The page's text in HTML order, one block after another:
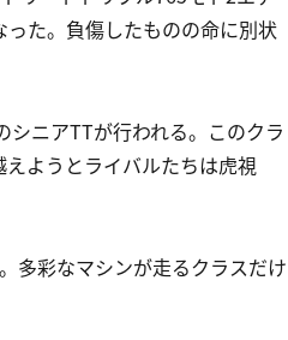
た。負傷したものの命に別状
ニアTTが行われる。このクラ
ようとライバルたちは虎視
多彩なマシンが走るクラスだけ